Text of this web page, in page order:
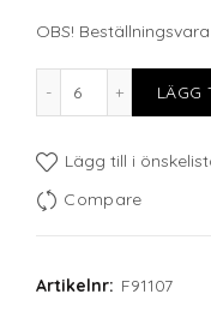
OBS!
Vinhink i
LÄGG
Lägg till i
Compare
Artikelnr: F91107